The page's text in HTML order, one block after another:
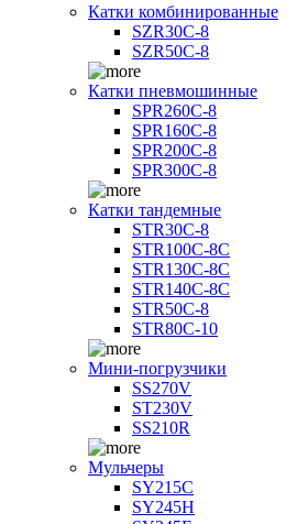
Катки комбинированные
SZR30C-8
SZR50C-8
Катки пневмошинные
SPR260C-8
SPR160C-8
SPR200C-8
SPR300C-8
Катки тандемные
STR30C-8
STR100C-8С
STR130C-8С
STR140C-8С
STR50C-8
STR80C-10
Мини-погрузчики
SS270V
ST230V
SS210R
Мульчеры
SY215C
SY245H